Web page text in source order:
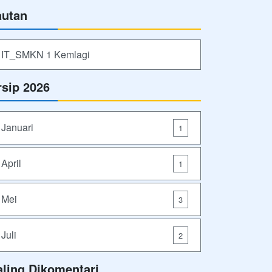
IT_SMKN 1 Kemlagi
2026
Januari 1
April 1
Mei 3
Juli 2
Dikomentari